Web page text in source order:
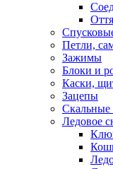
Петли,
Зажимы
Блоки и
Каски,
Зацепы
Скальные
Ледовое